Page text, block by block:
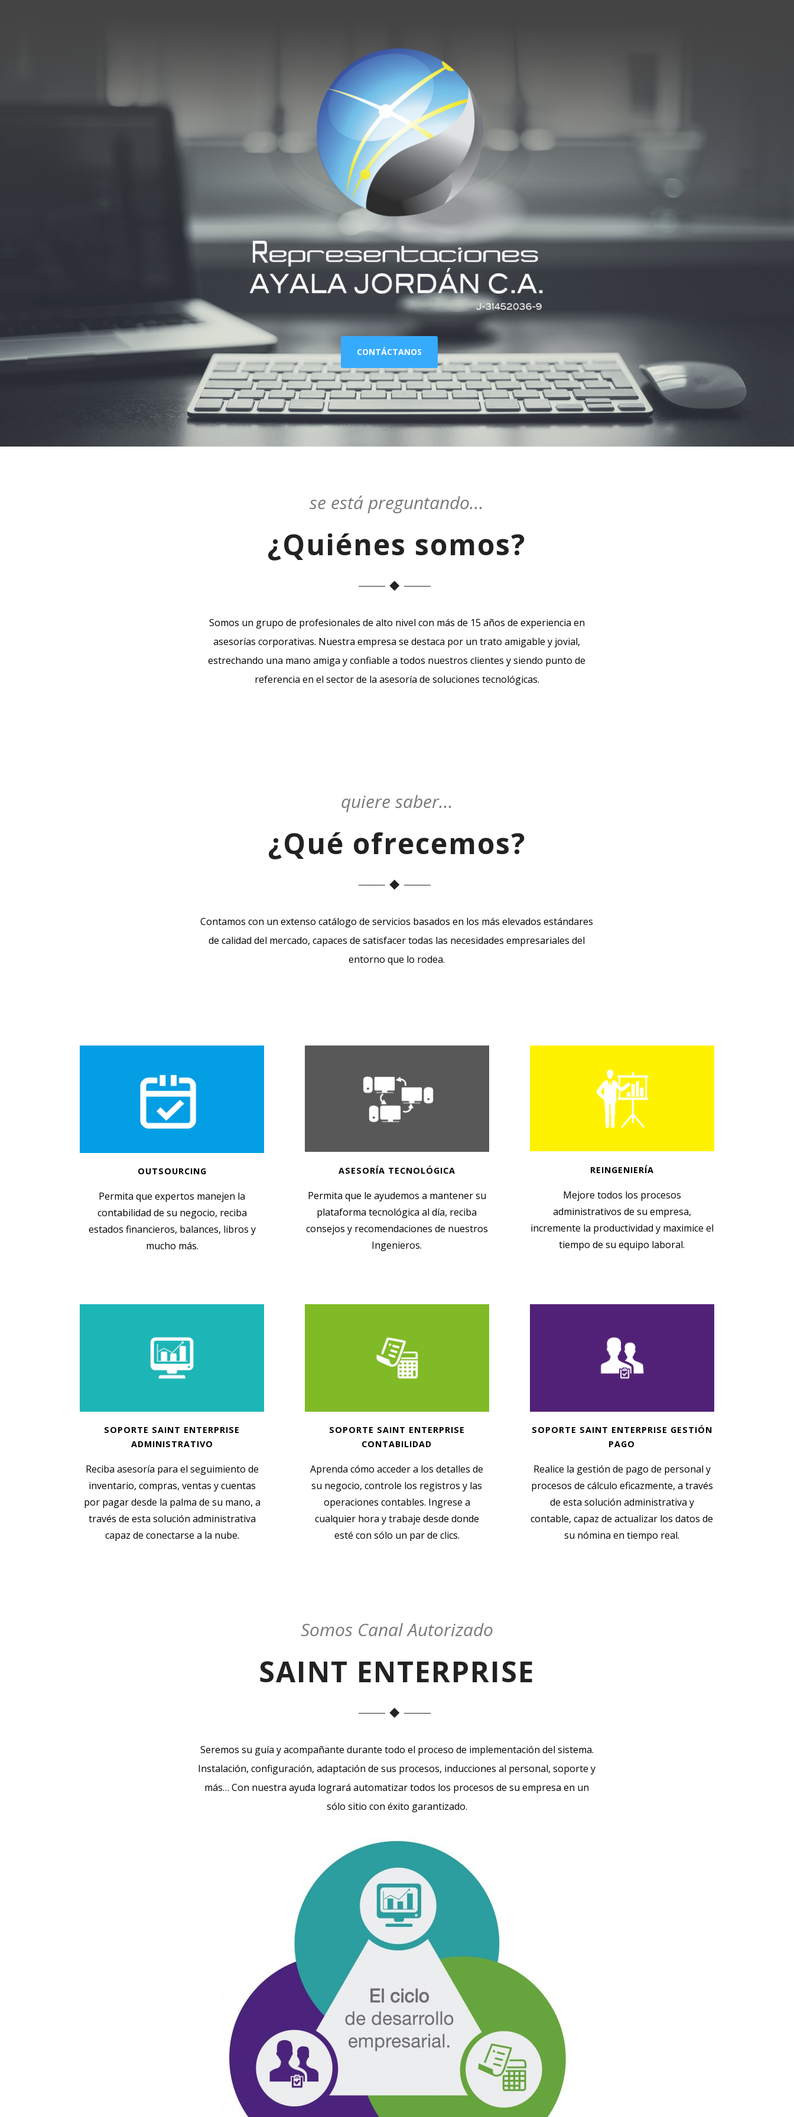
CONTÁCTANOS
se está preguntando...
¿Quiénes somos?
Somos un grupo de profesionales de alto nivel con más de 15 años de experiencia en
asesorías corporativas. Nuestra empresa se destaca por un trato amigable y jovial,
estrechando una mano amiga y confiable a todos nuestros clientes y siendo punto de
referencia en el sector de la asesoría de soluciones tecnológicas.
quiere saber...
¿Qué ofrecemos?
Contamos con un extenso catálogo de servicios basados en los más elevados estándares
de calidad del mercado, capaces de satisfacer todas las necesidades empresariales del
entorno que lo rodea.
OUTSOURCING
Permita que expertos manejen la
contabilidad de su negocio, reciba
estados financieros, balances, libros y
mucho más.
ASESORÍA TECNOLÓGICA
Permita que le ayudemos a mantener su
plataforma tecnológica al día, reciba
consejos y recomendaciones de nuestros
Ingenieros.
REINGENIERÍA
Mejore todos los procesos
administrativos de su empresa,
incremente la productividad y maximice el
tiempo de su equipo laboral.
SOPORTE SAINT ENTERPRISE
ADMINISTRATIVO
Reciba asesoría para el seguimiento de
inventario, compras, ventas y cuentas
por pagar desde la palma de su mano, a
través de esta solución administrativa
capaz de conectarse a la nube.
SOPORTE SAINT ENTERPRISE
CONTABILIDAD
Aprenda cómo acceder a los detalles de
su negocio, controle los registros y las
operaciones contables. Ingrese a
cualquier hora y trabaje desde donde
esté con sólo un par de clics.
SOPORTE SAINT ENTERPRISE GESTIÓN
PAGO
Realice la gestión de pago de personal y
procesos de cálculo eficazmente, a través
de esta solución administrativa y
contable, capaz de actualizar los datos de
su nómina en tiempo real.
Somos Canal Autorizado
SAINT ENTERPRISE
Seremos su guía y acompañante durante todo el proceso de implementación del sistema.
Instalación, configuración, adaptación de sus procesos, inducciones al personal, soporte y
más… Con nuestra ayuda logrará automatizar todos los procesos de su empresa en un
sólo sitio con éxito garantizado.